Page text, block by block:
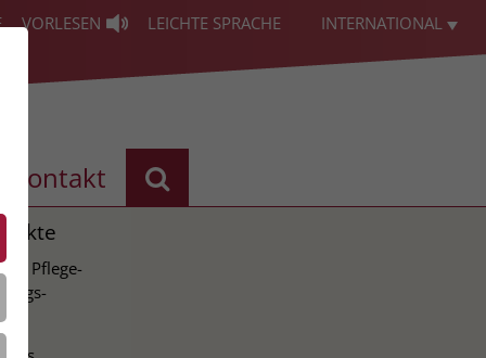
VORLESEN LEICHTE SPRACHE INTERNATIONAL
Kontakt
Pflege-